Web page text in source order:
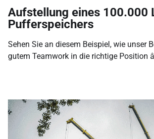
Aufstellung eines 100.000
Pufferspeichers
Sehen Sie an diesem Beispiel, wie unser
gutem Teamwork in die richtige Position